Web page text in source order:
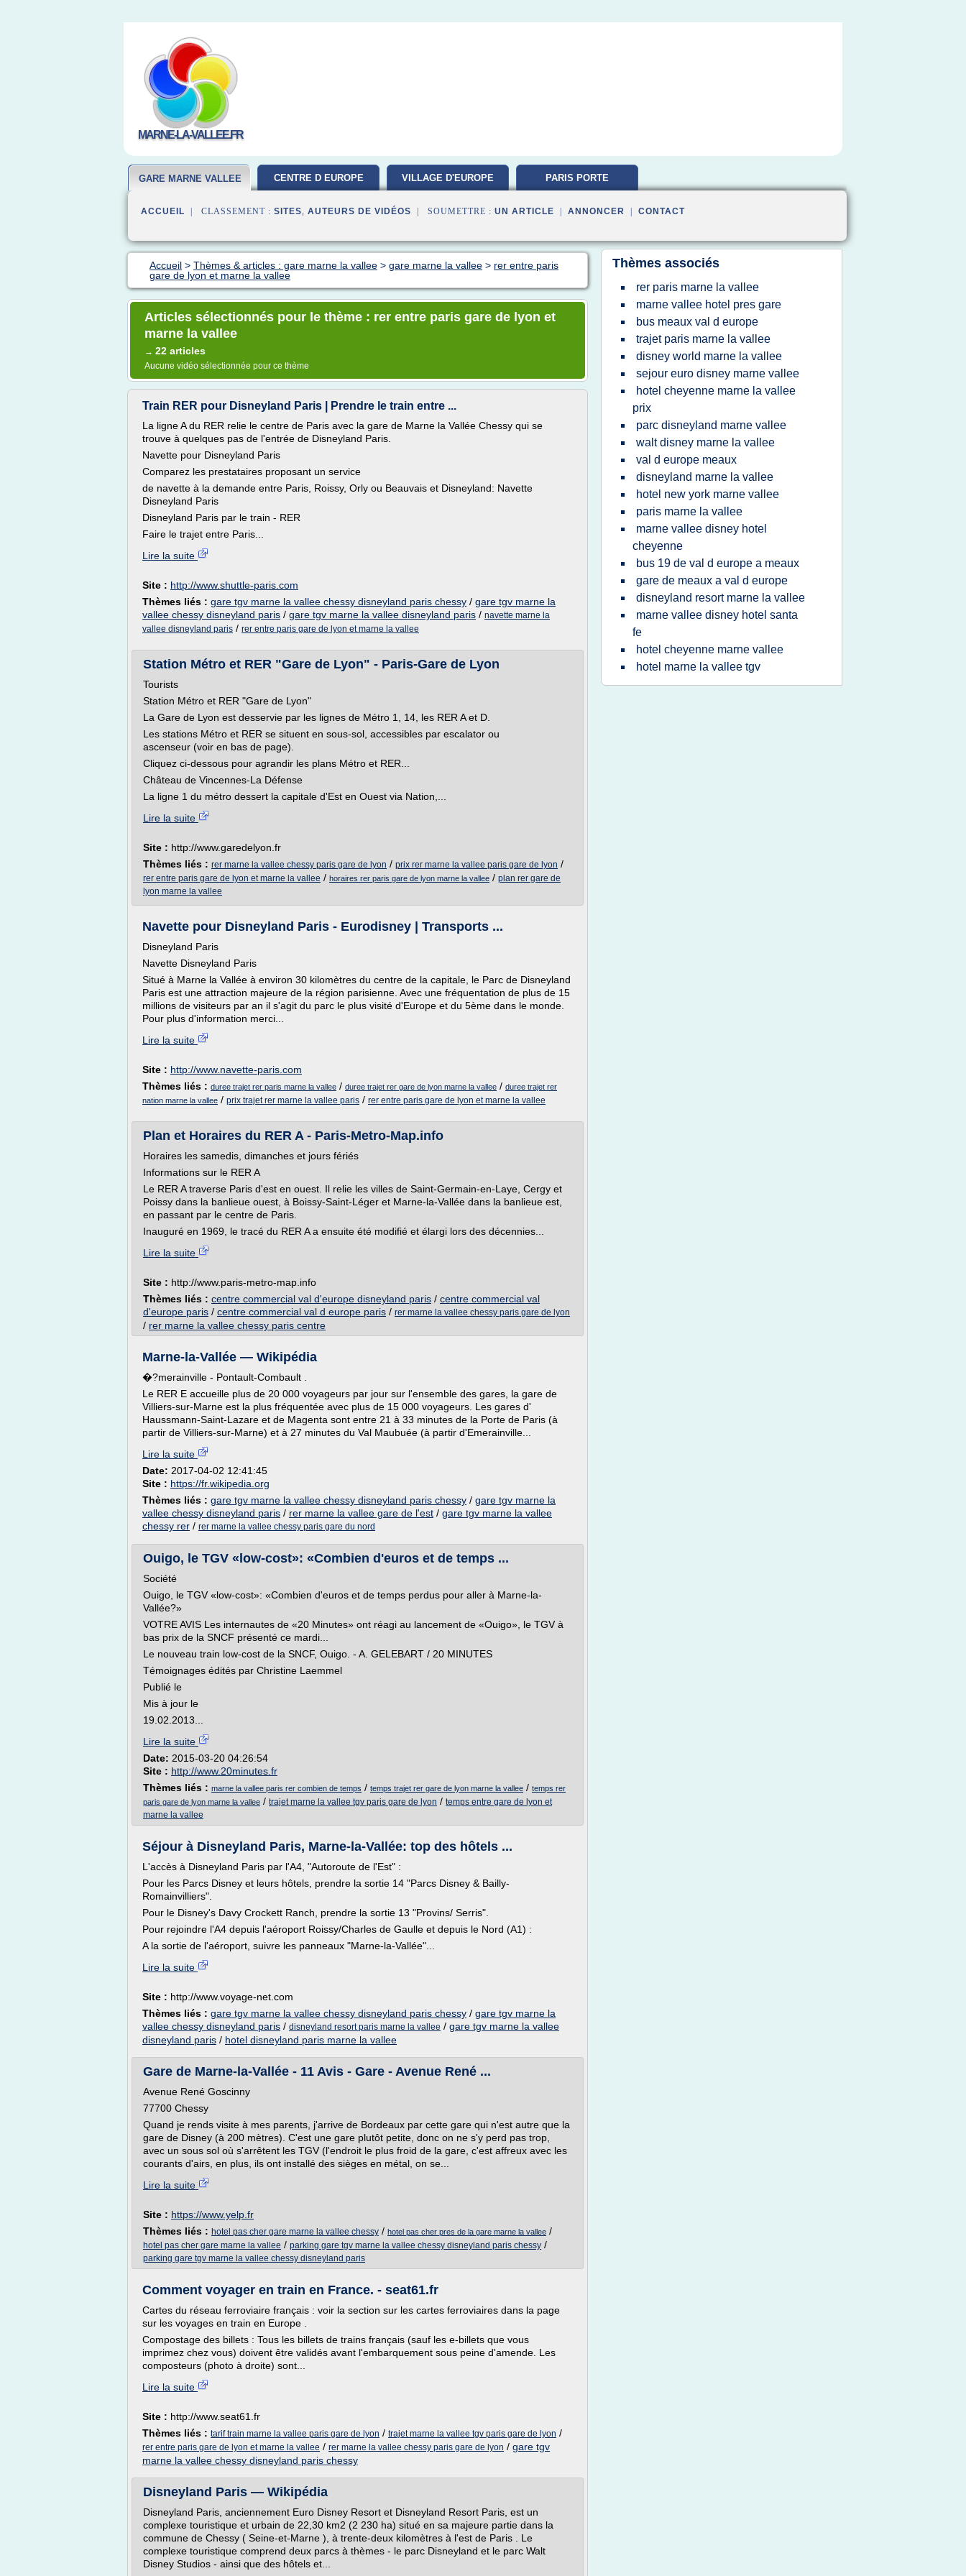
MARNE-LA-VALLEE.FR
GARE MARNE VALLEE CENTRE D EUROPE VILLAGE D'EUROPE PARIS PORTE
ACCUEIL | CLASSEMENT : SITES, AUTEURS DE VIDÉOS | SOUMETTRE : UN ARTICLE ANNONCER CONTACT
Accueil > Thèmes & articles : gare marne la vallee > gare marne la vallee > rer entre paris
gare de lyon et marne la vallee
Articles sélectionnés pour le thème : rer entre paris gare de lyon et
marne la vallee
→ 22 articles
Aucune vidéo sélectionnée pour ce thème
Train RER pour Disneyland Paris | Prendre le train entre ...
La ligne A du RER relie le centre de Paris avec la gare de Marne la Vallée Chessy qui se
trouve à quelques pas de l'entrée de Disneyland Paris.
Navette pour Disneyland Paris
Comparez les prestataires proposant un service
de navette à la demande entre Paris, Roissy, Orly ou Beauvais et Disneyland: Navette
Disneyland Paris
Disneyland Paris par le train - RER
Faire le trajet entre Paris...
Lire la suite
Site : http://www.shuttle-paris.com
Thèmes liés : gare tgv marne la vallee chessy disneyland paris chessy / gare tgv marne la
vallee chessy disneyland paris / gare tgv marne la vallee disneyland paris / navette marne la
vallee disneyland paris / rer entre paris gare de lyon et marne la vallee
Station Métro et RER "Gare de Lyon" - Paris-Gare de Lyon
Tourists
Station Métro et RER "Gare de Lyon"
La Gare de Lyon est desservie par les lignes de Métro 1, 14, les RER A et D.
Les stations Métro et RER se situent en sous-sol, accessibles par escalator ou
ascenseur (voir en bas de page).
Cliquez ci-dessous pour agrandir les plans Métro et RER...
Château de Vincennes-La Défense
La ligne 1 du métro dessert la capitale d'Est en Ouest via Nation,...
Lire la suite
Site : http://www.garedelyon.fr
Thèmes liés : rer marne la vallee chessy paris gare de lyon / prix rer marne la vallee paris gare de lyon /
rer entre paris gare de lyon et marne la vallee / horaires rer paris gare de lyon marne la vallee / plan rer gare de
lyon marne la vallee
Navette pour Disneyland Paris - Eurodisney | Transports ...
Disneyland Paris
Navette Disneyland Paris
Situé à Marne la Vallée à environ 30 kilomètres du centre de la capitale, le Parc de Disneyland
Paris est une attraction majeure de la région parisienne. Avec une fréquentation de plus de 15
millions de visiteurs par an il s'agit du parc le plus visité d'Europe et du 5ème dans le monde.
Pour plus d'information merci...
Lire la suite
Site : http://www.navette-paris.com
Thèmes liés : duree trajet rer paris marne la vallee / duree trajet rer gare de lyon marne la vallee / duree trajet rer
nation marne la vallee / prix trajet rer marne la vallee paris / rer entre paris gare de lyon et marne la vallee
Plan et Horaires du RER A - Paris-Metro-Map.info
Horaires les samedis, dimanches et jours fériés
Informations sur le RER A
Le RER A traverse Paris d'est en ouest. Il relie les villes de Saint-Germain-en-Laye, Cergy et
Poissy dans la banlieue ouest, à Boissy-Saint-Léger et Marne-la-Vallée dans la banlieue est,
en passant par le centre de Paris.
Inauguré en 1969, le tracé du RER A a ensuite été modifié et élargi lors des décennies...
Lire la suite
Site : http://www.paris-metro-map.info
Thèmes liés : centre commercial val d'europe disneyland paris / centre commercial val
d'europe paris / centre commercial val d europe paris / rer marne la vallee chessy paris gare de lyon
/ rer marne la vallee chessy paris centre
Marne-la-Vallée — Wikipédia
�?merainville - Pontault-Combault .
Le RER E accueille plus de 20 000 voyageurs par jour sur l'ensemble des gares, la gare de
Villiers-sur-Marne est la plus fréquentée avec plus de 15 000 voyageurs. Les gares d'
Haussmann-Saint-Lazare et de Magenta sont entre 21 à 33 minutes de la Porte de Paris (à
partir de Villiers-sur-Marne) et à 27 minutes du Val Maubuée (à partir d'Emerainville...
Lire la suite
Date: 2017-04-02 12:41:45
Site : https://fr.wikipedia.org
Thèmes liés : gare tgv marne la vallee chessy disneyland paris chessy / gare tgv marne la
vallee chessy disneyland paris / rer marne la vallee gare de l'est / gare tgv marne la vallee
chessy rer / rer marne la vallee chessy paris gare du nord
Ouigo, le TGV «low-cost»: «Combien d'euros et de temps ...
Société
Ouigo, le TGV «low-cost»: «Combien d'euros et de temps perdus pour aller à Marne-la-
Vallée?»
VOTRE AVIS Les internautes de «20 Minutes» ont réagi au lancement de «Ouigo», le TGV à
bas prix de la SNCF présenté ce mardi...
Le nouveau train low-cost de la SNCF, Ouigo. - A. GELEBART / 20 MINUTES
Témoignages édités par Christine Laemmel
Publié le
Mis à jour le
19.02.2013...
Lire la suite
Date: 2015-03-20 04:26:54
Site : http://www.20minutes.fr
Thèmes liés : marne la vallee paris rer combien de temps / temps trajet rer gare de lyon marne la vallee / temps rer
paris gare de lyon marne la vallee / trajet marne la vallee tgv paris gare de lyon / temps entre gare de lyon et
marne la vallee
Séjour à Disneyland Paris, Marne-la-Vallée: top des hôtels ...
L'accès à Disneyland Paris par l'A4, "Autoroute de l'Est" :
Pour les Parcs Disney et leurs hôtels, prendre la sortie 14 "Parcs Disney & Bailly-
Romainvilliers".
Pour le Disney's Davy Crockett Ranch, prendre la sortie 13 "Provins/ Serris".
Pour rejoindre l'A4 depuis l'aéroport Roissy/Charles de Gaulle et depuis le Nord (A1) :
A la sortie de l'aéroport, suivre les panneaux "Marne-la-Vallée"...
Lire la suite
Site : http://www.voyage-net.com
Thèmes liés : gare tgv marne la vallee chessy disneyland paris chessy / gare tgv marne la
vallee chessy disneyland paris / disneyland resort paris marne la vallee / gare tgv marne la vallee
disneyland paris / hotel disneyland paris marne la vallee
Gare de Marne-la-Vallée - 11 Avis - Gare - Avenue René ...
Avenue René Goscinny
77700 Chessy
Quand je rends visite à mes parents, j'arrive de Bordeaux par cette gare qui n'est autre que la
gare de Disney (à 200 mètres). C'est une gare plutôt petite, donc on ne s'y perd pas trop,
avec un sous sol où s'arrêtent les TGV (l'endroit le plus froid de la gare, c'est affreux avec les
courants d'airs, en plus, ils ont installé des sièges en métal, on se...
Lire la suite
Site : https://www.yelp.fr
Thèmes liés : hotel pas cher gare marne la vallee chessy / hotel pas cher pres de la gare marne la vallee /
hotel pas cher gare marne la vallee / parking gare tgv marne la vallee chessy disneyland paris chessy /
parking gare tgv marne la vallee chessy disneyland paris
Comment voyager en train en France. - seat61.fr
Cartes du réseau ferroviaire français : voir la section sur les cartes ferroviaires dans la page
sur les voyages en train en Europe .
Compostage des billets : Tous les billets de trains français (sauf les e-billets que vous
imprimez chez vous) doivent être validés avant l'embarquement sous peine d'amende. Les
composteurs (photo à droite) sont...
Lire la suite
Site : http://www.seat61.fr
Thèmes liés : tarif train marne la vallee paris gare de lyon / trajet marne la vallee tgv paris gare de lyon /
rer entre paris gare de lyon et marne la vallee / rer marne la vallee chessy paris gare de lyon / gare tgv
marne la vallee chessy disneyland paris chessy
Disneyland Paris — Wikipédia
Disneyland Paris, anciennement Euro Disney Resort et Disneyland Resort Paris, est un
complexe touristique et urbain de 22,30 km2 (2 230 ha) situé en sa majeure partie dans la
commune de Chessy ( Seine-et-Marne ), à trente-deux kilomètres à l'est de Paris . Le
complexe touristique comprend deux parcs à thèmes - le parc Disneyland et le parc Walt
Disney Studios - ainsi que des hôtels et...
Thèmes associés
rer paris marne la vallee
marne vallee hotel pres gare
bus meaux val d europe
trajet paris marne la vallee
disney world marne la vallee
sejour euro disney marne vallee
hotel cheyenne marne la vallee
prix
parc disneyland marne vallee
walt disney marne la vallee
val d europe meaux
disneyland marne la vallee
hotel new york marne vallee
paris marne la vallee
marne vallee disney hotel
cheyenne
bus 19 de val d europe a meaux
gare de meaux a val d europe
disneyland resort marne la vallee
marne vallee disney hotel santa
fe
hotel cheyenne marne vallee
hotel marne la vallee tgv